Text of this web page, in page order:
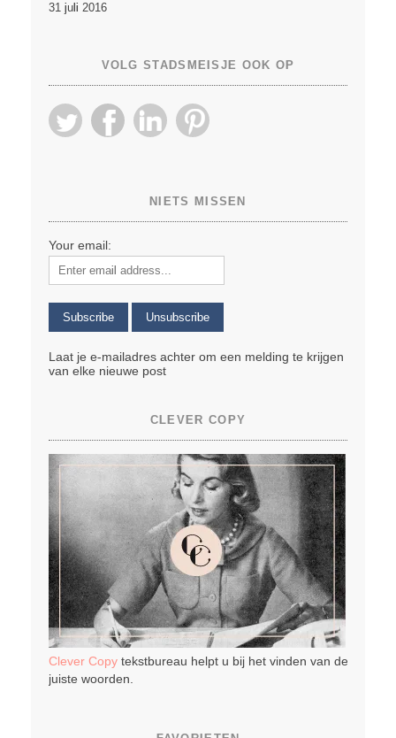
31 juli 2016
VOLG STADSMEISJE OOK OP
NIETS MISSEN
Your email:
Laat je e-mailadres achter om een melding te krijgen
van elke nieuwe post
CLEVER COPY
Clever Copytekstbureau helpt u bij het vinden van de
juiste woorden.